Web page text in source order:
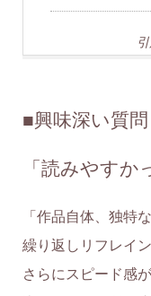
■興味深い質問
「読みやすか
「作品自体、独特
繰り返しリフレイ
さらにスピード感